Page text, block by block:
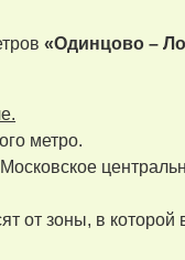
«Одинцово –
метро.
от зоны, в